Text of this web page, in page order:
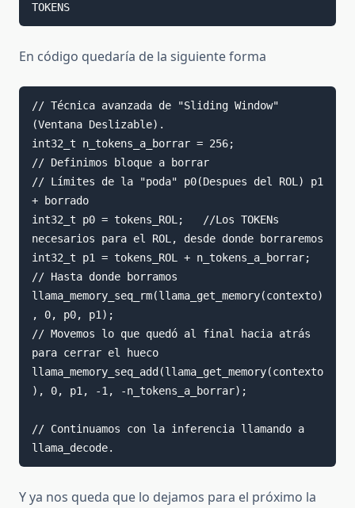
TOKENS
En código quedaría de la siguiente forma
// Técnica avanzada de "Sliding Window"
(Ventana Deslizable).
int32_t n_tokens_a_borrar = 256;
// Definimos bloque a borrar
// Límites de la "poda" p0(Despues del ROL) p1
+ borrado
int32_t p0 = tokens_ROL;   //Los TOKENs
necesarios para el ROL, desde donde borraremos
int32_t p1 = tokens_ROL + n_tokens_a_borrar;
// Hasta donde borramos
llama_memory_seq_rm(llama_get_memory(contexto)
, 0, p0, p1);
// Movemos lo que quedó al final hacia atrás
para cerrar el hueco
llama_memory_seq_add(llama_get_memory(contexto
), 0, p1, -1, -n_tokens_a_borrar);
// Continuamos con la inferencia llamando a
llama_decode.
Y ya nos queda que lo dejamos para el próximo la